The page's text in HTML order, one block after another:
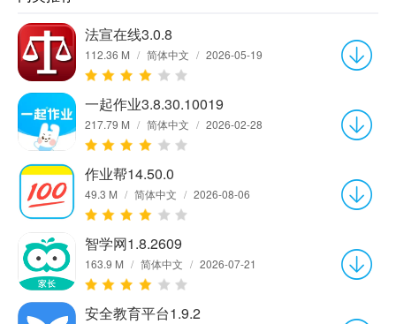
法宣在线3.0.8
112.36 M / 简体中文 / 2026-05-19
一起作业3.8.30.10019
217.79 M / 简体中文 / 2026-02-28
作业帮14.50.0
49.3 M / 简体中文 / 2026-08-06
智学网1.8.2609
163.9 M / 简体中文 / 2026-07-21
安全教育平台1.9.2